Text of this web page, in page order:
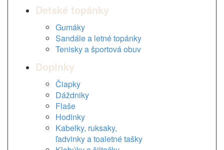
Detské topánky
Gumáky
Sandále a letné topánky
Tenisky a športová obuv
Doplnky
Čiapky
Dáždniky
Flaše
Hodinky
Kabelky, ruksaky,
ľadvinky a toaletné tašky